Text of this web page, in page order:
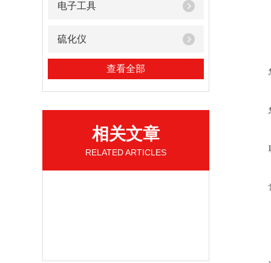
电子工具
硫化仪
查看全部
相关文章
RELATED ARTICLES